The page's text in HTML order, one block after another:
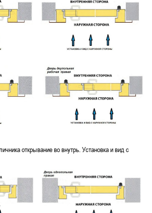
открывание во внутрь. Установка и вид с